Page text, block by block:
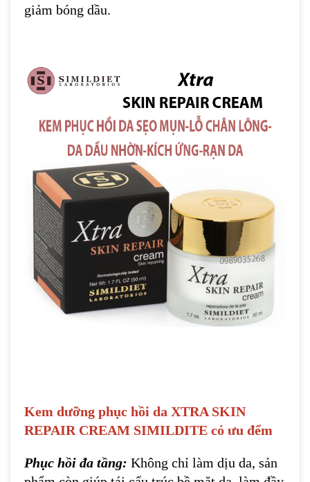
giảm bóng dầu.
Kem dưỡng phục hồi da XTRA SKIN
REPAIR CREAM SIMILDITE có ưu đểm
Phục hồi đa tầng: Không chỉ làm dịu da, sản